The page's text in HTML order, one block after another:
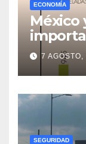
ECONOMÍA
México
cerdo
7 AGOSTO,
SEGURIDAD